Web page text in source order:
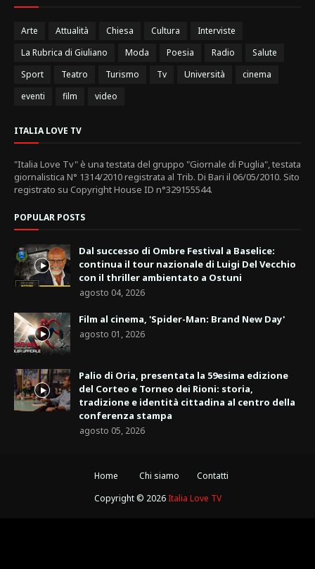
Arte Attualità Chiesa Cultura
Interviste
La Rubrica di Giuliano
Moda Poesia Radio
Salute
Sport
Teatro Turismo Tv Università
cinema
eventi
film video
ITALIA LOVE TV
"Italia Love Tv" è una testata del gruppo "Giornale di Puglia", testata
giornalistica N° 1314/2010 registrata al Trib. Di Bari il 06/05/2010. Sito
registrato su Copyright House ID n°329155544.
POPULAR POSTS
Dal successo di Ombre Festival a Baselice:
continua il tour nazionale di Luigi Del Vecchio
con il thriller ambientato a Ostuni
agosto 04, 2026
Film al cinema, 'Spider-Man: Brand New Day'
agosto 01, 2026
Palio di Oria, presentata la 59esima edizione
del Corteo e Torneo dei Rioni: storia,
tradizione e identità cittadina al centro della
conferenza stampa
agosto 05, 2026
Home Chi siamo
Contatti
Copyright © 2026 Italia Love TV